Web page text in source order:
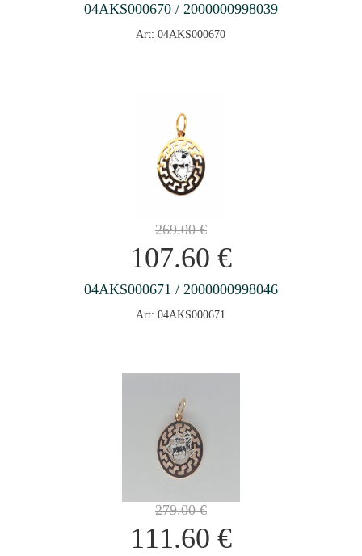
04AKS000670 / 2000000998039
Art: 04AKS000670
269.00€
107.60 €
04AKS000671 / 2000000998046
Art: 04AKS000671
279.00€
111.60 €